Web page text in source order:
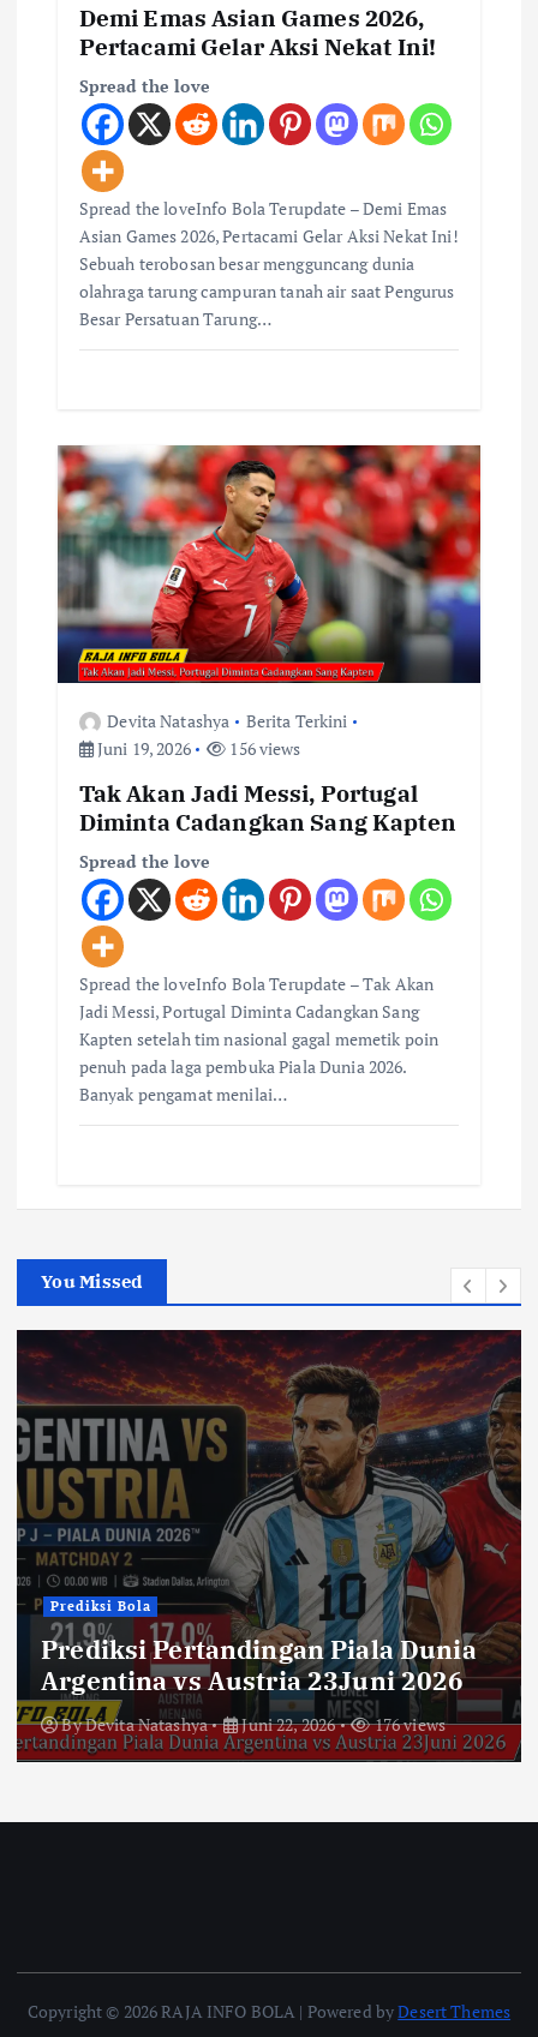
Demi Emas Asian Games 2026,
Pertacami Gelar Aksi Nekat Ini!
Spread the love
Spread the loveInfo Bola Terupdate – Demi Emas
Asian Games 2026, Pertacami Gelar Aksi Nekat Ini!
Sebuah terobosan besar mengguncang dunia
olahraga tarung campuran tanah air saat Pengurus
Besar Persatuan Tarung…
Devita Natashya
Berita Terkini
Juni 19, 2026
156 views
Tak Akan Jadi Messi, Portugal
Diminta Cadangkan Sang Kapten
Spread the love
Spread the loveInfo Bola Terupdate – Tak Akan
Jadi Messi, Portugal Diminta Cadangkan Sang
Kapten setelah tim nasional gagal memetik poin
penuh pada laga pembuka Piala Dunia 2026.
Banyak pengamat menilai…
You Missed
Prediksi Bola
Prediksi Pertandingan Piala Dunia
Argentina vs Austria 23Juni 2026
ByDevita Natashya Juni 22, 2026 176 views
Copyright © 2026 RAJA INFO BOLA | Powered byDesert Themes